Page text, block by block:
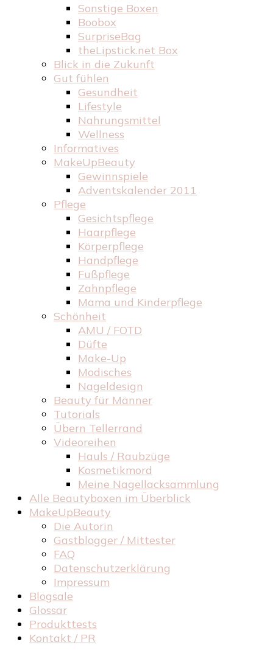
Sonstige Boxen
Boobox
SurpriseBag
theLipstick.net Box
Blick in die Zukunft
Gut fühlen
Gesundheit
Lifestyle
Nahrungsmittel
Wellness
Informatives
MakeUpBeauty
Gewinnspiele
Adventskalender 2011
Pflege
Gesichtspflege
Haarpflege
Körperpflege
Handpflege
Fußpflege
Zahnpflege
Mama und Kinderpflege
Schönheit
AMU / FOTD
Düfte
Make-Up
Modisches
Nageldesign
Beauty für Männer
Tutorials
Übern Tellerrand
Videoreihen
Hauls / Raubzüge
Kosmetikmord
Meine Nagellacksammlung
Alle Beautyboxen im Überblick
MakeUpBeauty
Die Autorin
Gastblogger / Mittester
FAQ
Datenschutzerklärung
Impressum
Blogsale
Glossar
Produkttests
Kontakt / PR